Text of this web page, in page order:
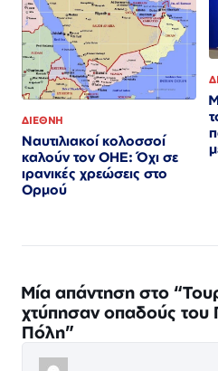
ΔΙΕΘΝΗ
Ναυτιλιακοί κολοσσοί
καλούν τον ΟΗΕ: Όχι σε
ιρανικές χρεώσεις στο
Ορμού
Μία απάντηση στο
χτύπησαν οπαδούς του
Πόλη”